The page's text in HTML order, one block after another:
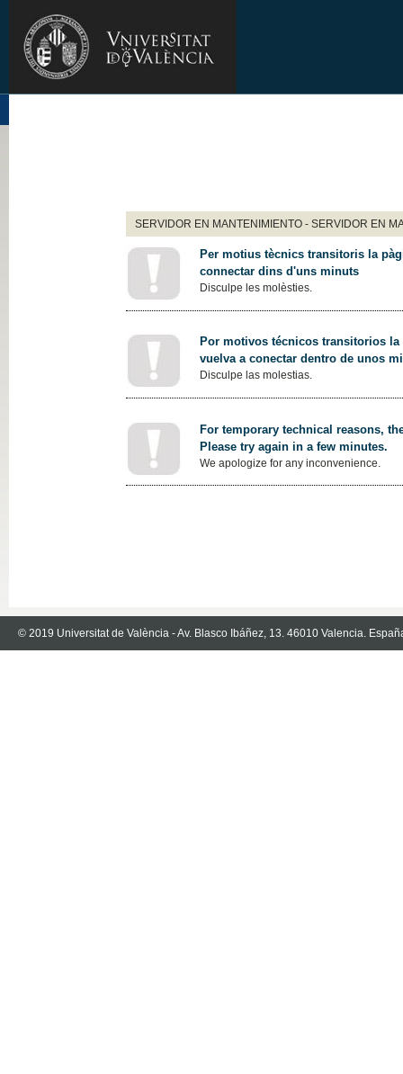
SERVIDOR EN MANTENIMIENTO - SERVIDOR EN
Per motius tècnics transitoris la
connectar dins d'uns minuts
Disculpe les molèsties.
Por motivos técnicos transitorios
vuelva a conectar dentro de unos
Disculpe las molestias.
For temporary technical reasons,
Please try again in a few minutes.
We apologize for any inconvenience.
© 2019 Universitat de València - Av. Blasco Ibáñez, 13. 46010 Valencia.